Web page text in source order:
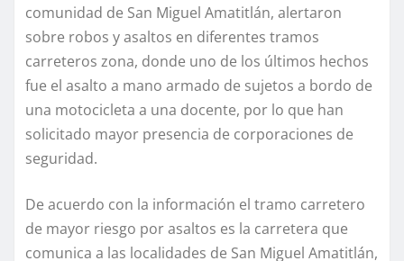
comunidad de San Miguel Amatitlán, alertaron
sobre robos y asaltos en diferentes tramos
carreteros zona, donde uno de los últimos hechos
fue el asalto a mano armado de sujetos a bordo de
una motocicleta a una docente, por lo que han
solicitado mayor presencia de corporaciones de
seguridad.
De acuerdo con la información el tramo carretero
de mayor riesgo por asaltos es la carretera que
comunica a las localidades de San Miguel Amatitlán,